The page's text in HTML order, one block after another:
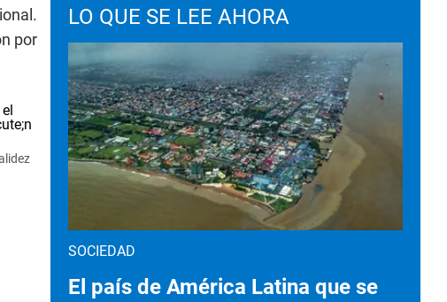
por
LO QUE SE LEE AHORA
SOCIEDAD
El país de América Latina que se